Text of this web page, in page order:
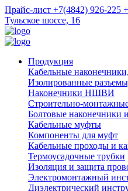
Прайс-лист +7(4842) 926-225
Тульское шоссе, 16
Продукция
Кабельные
Изолированные
Наконечники НШВИ
Строительно-
Болтовые наконечники
Кабельные муфты
Компоненты для муфт
Кабельные проходы и
Термоусадочные трубки
Изоляция и защита
Электромонтажный
Диэлектрический